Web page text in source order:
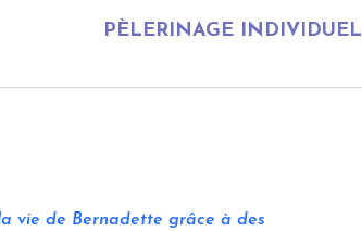
PÈLERINAGE INDIVIDUEL
vie de Bernadette grâce à des